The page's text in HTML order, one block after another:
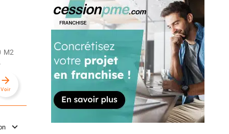
M2
arrow_forward
Voir